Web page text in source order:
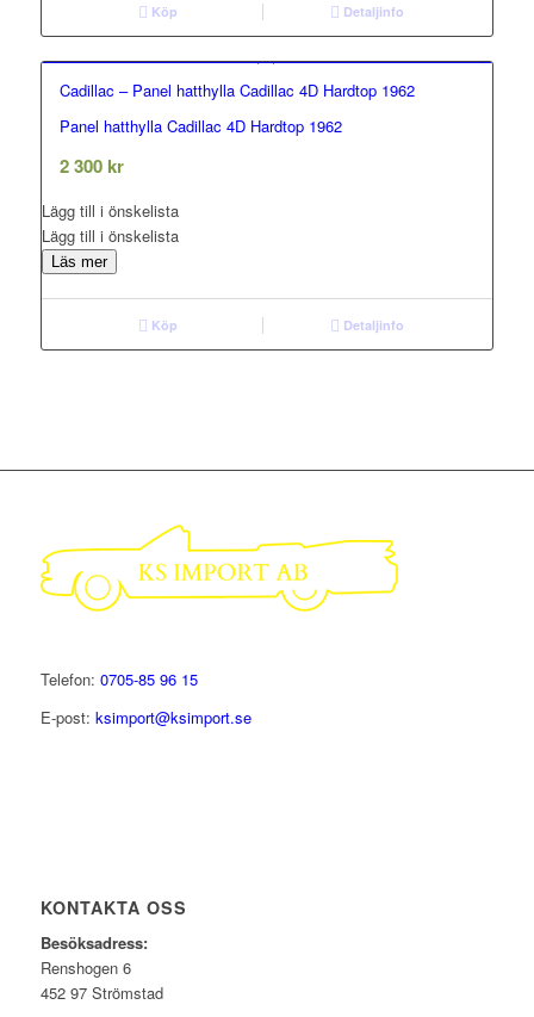
Köp Detaljinfo
Cadillac – Panel hatthylla Cadillac 4D Hardtop 1962
Panel hatthylla Cadillac 4D Hardtop 1962
2 300 kr
Lägg till i önskelista
Lägg till i önskelista
Läs mer
Köp Detaljinfo
Telefon: 0705-85 96 15
E-post: ksimport@ksimport.se
KONTAKTA OSS
Besöksadress:
Renshogen 6
452 97 Strömstad